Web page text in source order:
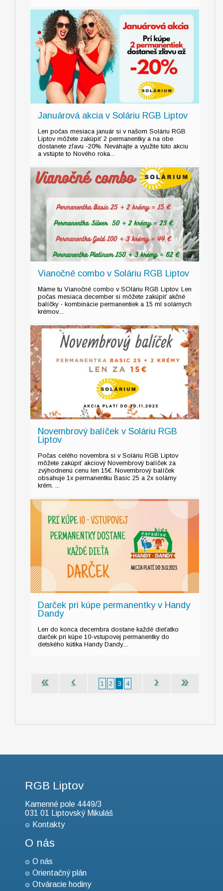
Januárová akcia v Soláriu RGB Liptov
Len počas mesiaca január si v našom Soláriu RGB
Liptov môžete zakúpiť 2 permanentky a na obe
dostanete zľavu -20%. Neváhajte a využite túto akciu
a vstúpte to Nového roka...
Vianočné combo v Soláriu RGB Liptov
Máme tu Vianočné combo v SOláriu RGB Liptov. Len
počas mesiaca december si môžete zakúpiť akčné
balíčky - kombinácie permanentiek a 15 ml solárnych
krémov....
Novembrový balíček v Soláriu RGB
Liptov
Počas celého novembra si v Soláriu RGB Liptov
môžete zakúpiť akciový Novembrový balíček za
zvýhodnenú cenu len 15€. Novembrový balíček
obsahuje 1x permanentku Basic 25 a 2x solárny
krém. ...
Darček pri kúpe permanentky v Handy
Dandy
Len do konca decembra dostane každé dieťatko
darček pri kúpe 10-vstupovej permanentky do
detského kútika Handy Dandy....
1 2 3 4
RGB Liptov
Kamenné pole 4449/3
031 01 Liptovský Mikuláš
Kontakty
O nás
O nás
Orientačný plán
Otváracie hodiny